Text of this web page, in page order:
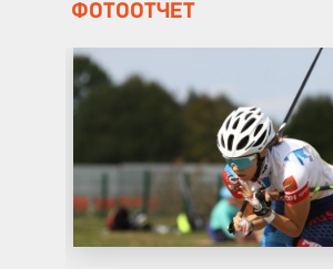
ФОТООТЧЕТ